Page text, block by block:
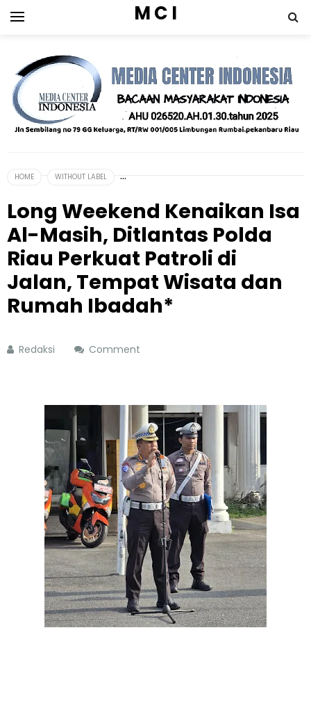
M C I
HOME WITHOUT LABEL
Long Weekend Kenaikan Isa
Al-Masih, Ditlantas Polda
Riau Perkuat Patroli di
Jalan, Tempat Wisata dan
Rumah Ibadah*
Redaksi Comment